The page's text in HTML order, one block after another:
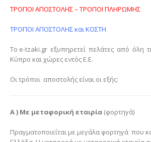
ΤΡΟΠΟΙ ΑΠΟΣΤΟΛΗΣ – ΤΡΟΠΟΙ ΠΛΗΡΩΜΗΣ
ΤΡΟΠΟΙ ΑΠΟΣΤΟΛΗΣ και ΚΟΣΤΗ
Το e-tzaki.gr εξυπηρετεί πελάτες από όλη
Κύπρο και χώρες εντός Ε.Ε.
Οι τρόποι αποστολής είναι οι εξής:
Α ) Με μεταφορική εταιρία (φορτηγά)
Πραγματοποιείται με μεγάλα φορτηγά που